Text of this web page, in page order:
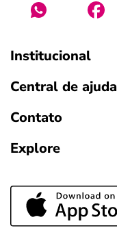
Institucional
Central de ajuda
Contato
Explore